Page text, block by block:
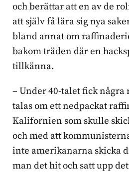
och berättar att en av de
att själv få lära sig nya
bland annat om
bakom träden där en
tillkänna.
– Under 40-talet fick några
talas om ett nedpackat
Kalifornien som skulle
och med att
inte amerikanarna skicka
man det hit och satt upp